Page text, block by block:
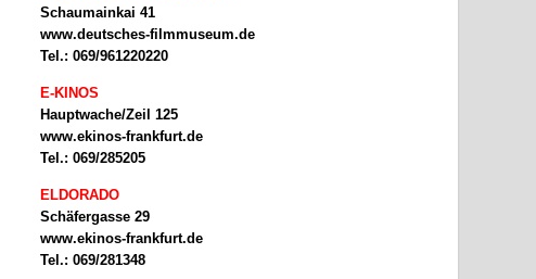
Schaumainkai 41
www.deutsches-filmmuseum.de
Tel.: 069/961220220
E-KINOS
Hauptwache/Zeil 125
www.ekinos-frankfurt.de
Tel.: 069/285205
ELDORADO
Schäfergasse 29
www.ekinos-frankfurt.de
Tel.: 069/281348